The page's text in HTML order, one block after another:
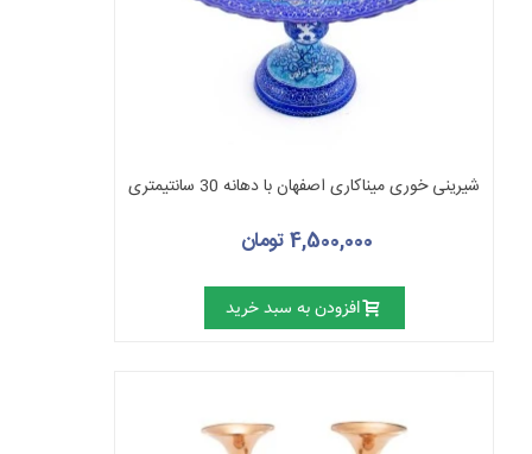
شیرینی خوری میناکاری اصفهان با دهانه 30 سانتیمتری
4,500,000 تومان
افزودن به سبد خرید